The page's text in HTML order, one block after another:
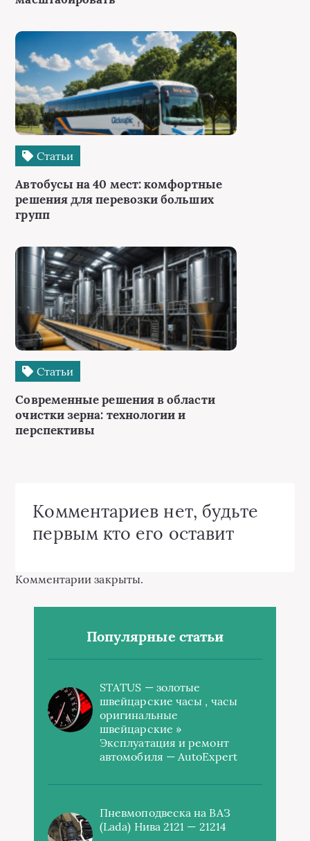
Статьи
Автобусы на 40 мест: комфортные
решения для перевозки больших
групп
Статьи
Современные решения в области
очистки зерна: технологии и
перспективы
Комментариев нет, будьте
первым кто его оставит
Комментарии закрыты.
Популярные статьи
STATUS — золотые
швейцарские часы , часы
оригинальные
швейцарские »
Эксплуатация и ремонт
автомобиля — AutoExpert
Пневмоподвеска на ВАЗ
(Lada) Нива 2121 — 21214